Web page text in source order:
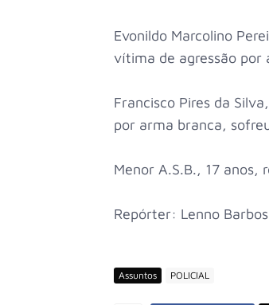
Evonildo Marcolino
vítima de agressão por
Francisco Pires da
por arma branca,
Menor A.S.B., 17 anos,
Repórter: Lenno
Assuntos POLICIAL